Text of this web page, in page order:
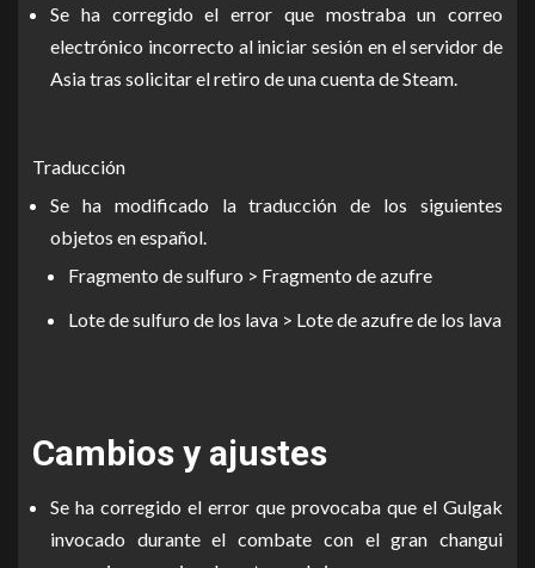
Se ha corregido el error que mostraba un correo
electrónico incorrecto al iniciar sesión en el servidor de
Asia tras solicitar el retiro de una cuenta de Steam.
Traducción
Se ha modificado la traducción de los siguientes
objetos en español.
Fragmento de sulfuro > Fragmento de azufre
Lote de sulfuro de los lava > Lote de azufre de los lava
Cambios y ajustes
Se ha corregido el error que provocaba que el Gulgak
invocado durante el combate con el gran changui